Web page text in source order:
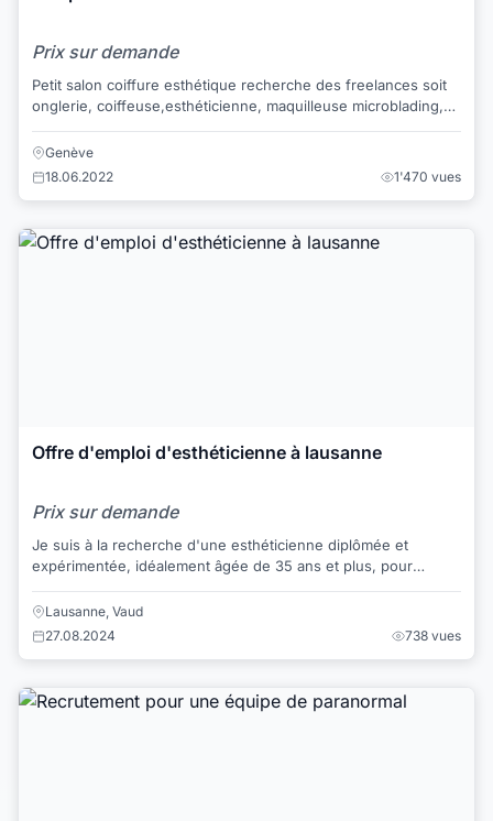
Prix sur demande
Petit salon coiffure esthétique recherche des freelances soit
onglerie, coiffeuse,esthéticienne, maquilleuse microblading,
Genève
18.06.2022
1'470 vues
Offre d'emploi d'esthéticienne à lausanne
Prix sur demande
Je suis à la recherche d'une esthéticienne diplômée et
expérimentée, idéalement âgée de 35 ans et plus, pour
Lausanne, Vaud
27.08.2024
738 vues